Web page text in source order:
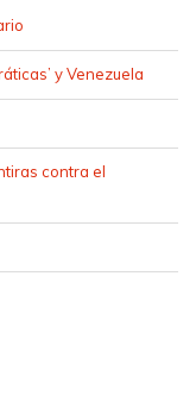
y Venezuela
contra el